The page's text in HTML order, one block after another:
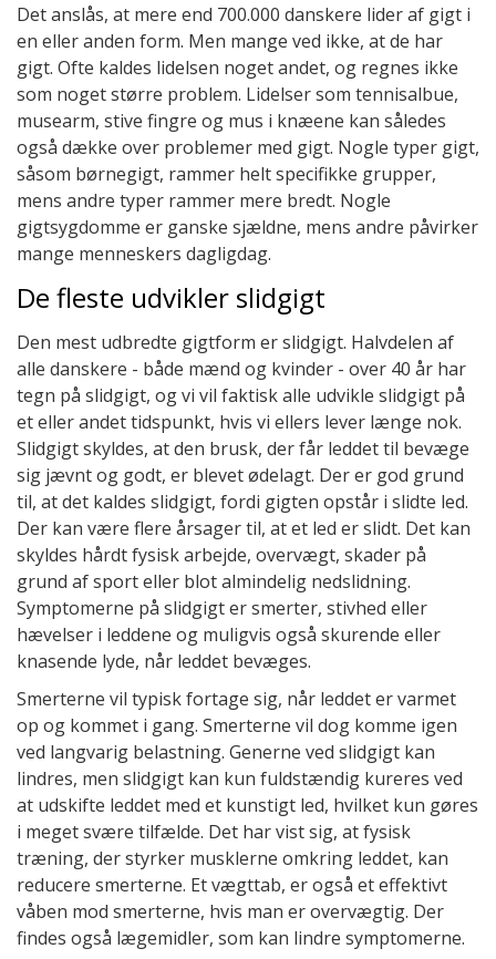
Det anslås, at mere end 700.000 danskere lider af gigt i
en eller anden form. Men mange ved ikke, at de har
gigt. Ofte kaldes lidelsen noget andet, og regnes ikke
som noget større problem. Lidelser som tennisalbue,
musearm, stive fingre og mus i knæene kan således
også dække over problemer med gigt. Nogle typer gigt,
såsom børnegigt, rammer helt specifikke grupper,
mens andre typer rammer mere bredt. Nogle
gigtsygdomme er ganske sjældne, mens andre påvirker
mange menneskers dagligdag.
De fleste udvikler slidgigt
Den mest udbredte gigtform er slidgigt. Halvdelen af
alle danskere - både mænd og kvinder - over 40 år har
tegn på slidgigt, og vi vil faktisk alle udvikle slidgigt på
et eller andet tidspunkt, hvis vi ellers lever længe nok.
Slidgigt skyldes, at den brusk, der får leddet til bevæge
sig jævnt og godt, er blevet ødelagt. Der er god grund
til, at det kaldes slidgigt, fordi gigten opstår i slidte led.
Der kan være flere årsager til, at et led er slidt. Det kan
skyldes hårdt fysisk arbejde, overvægt, skader på
grund af sport eller blot almindelig nedslidning.
Symptomerne på slidgigt er smerter, stivhed eller
hævelser i leddene og muligvis også skurende eller
knasende lyde, når leddet bevæges.
Smerterne vil typisk fortage sig, når leddet er varmet
op og kommet i gang. Smerterne vil dog komme igen
ved langvarig belastning. Generne ved slidgigt kan
lindres, men slidgigt kan kun fuldstændig kureres ved
at udskifte leddet med et kunstigt led, hvilket kun gøres
i meget svære tilfælde. Det har vist sig, at fysisk
træning, der styrker musklerne omkring leddet, kan
reducere smerterne. Et vægttab, er også et effektivt
våben mod smerterne, hvis man er overvægtig. Der
findes også lægemidler, som kan lindre symptomerne.